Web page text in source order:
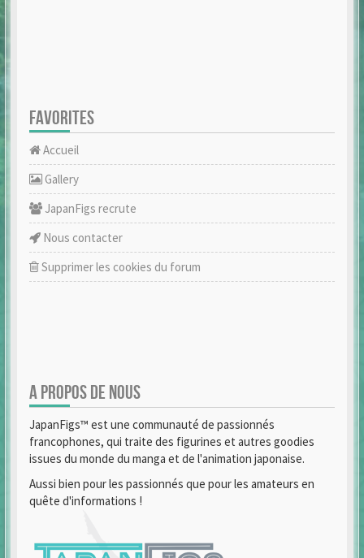
FAVORITES
Accueil
Gallery
JapanFigs recrute
Nous contacter
Supprimer les cookies du forum
A PROPOS DE NOUS
JapanFigs™ est une communauté de passionnés
francophones, qui traite des figurines et autres goodies
issues du monde du manga et de l'animation japonaise.
Aussi bien pour les passionnés que pour les amateurs en
quête d'informations !